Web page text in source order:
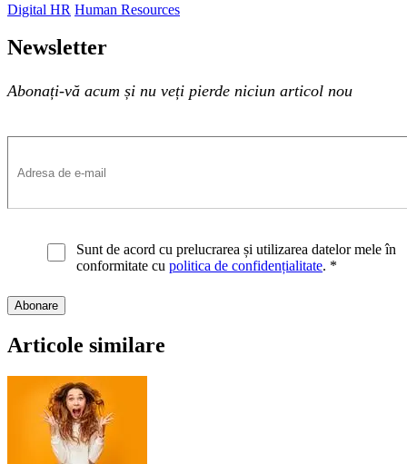
Digital HR Human Resources
Newsletter
Abonați-vă acum și nu veți pierde niciun articol nou
Sunt de acord cu prelucrarea și utilizarea datelor mele în
conformitate cu politica de confidențialitate. *
Articole similare